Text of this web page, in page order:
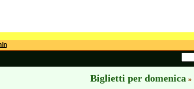
Biglietti per domenica »